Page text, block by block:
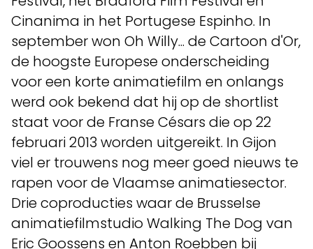
Cinanima in het Portugese Espinho. In
september won Oh Willy... de Cartoon d'Or,
de hoogste Europese onderscheiding
voor een korte animatiefilm en onlangs
werd ook bekend dat hij op de shortlist
staat voor de Franse Césars die op 22
februari 2013 worden uitgereikt. In Gijon
viel er trouwens nog meer goed nieuws te
rapen voor de Vlaamse animatiesector.
Drie coproducties waar de Brusselse
animatiefilmstudio Walking The Dog van
Eric Goossens en Anton Roebben bij